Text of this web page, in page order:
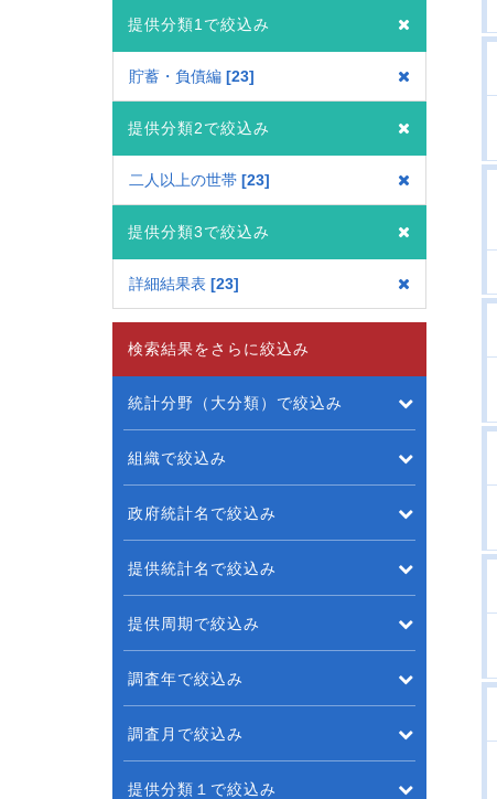
提供分類1で絞込み
貯蓄・負債編 23
提供分類2で絞込み
二人以上の世帯 23
提供分類3で絞込み
詳細結果表 23
検索結果をさらに絞込み
統計分野（大分類）で絞込み
組織で絞込み
政府統計名で絞込み
提供統計名で絞込み
提供周期で絞込み
調査年で絞込み
調査月で絞込み
提供分類１で絞込み